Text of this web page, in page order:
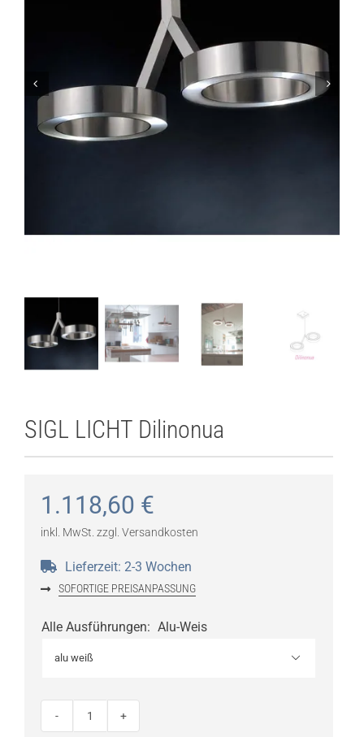
Marken
Ratgeber
SIGL LICHT Dilinonua
1.118,60 €
inkl. MwSt. zzgl. Versandkosten
Lieferzeit: 2-3 Wochen
SOFORTIGE PREISANPASSUNG
Alle Ausführungen: Alu-Weis

SIGL